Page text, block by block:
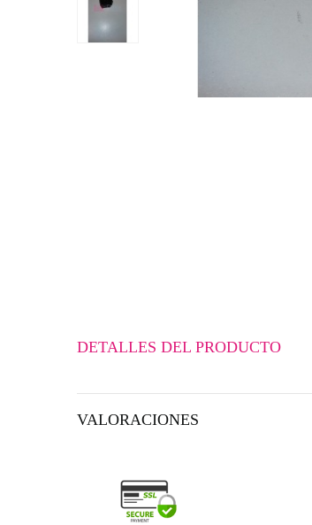
DETALLES DEL PRODUCTO
VALORACIONES